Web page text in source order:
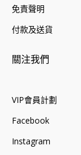
免責聲明
付款及送貨
關注我們
VIP會員計劃
Facebook
Instagram